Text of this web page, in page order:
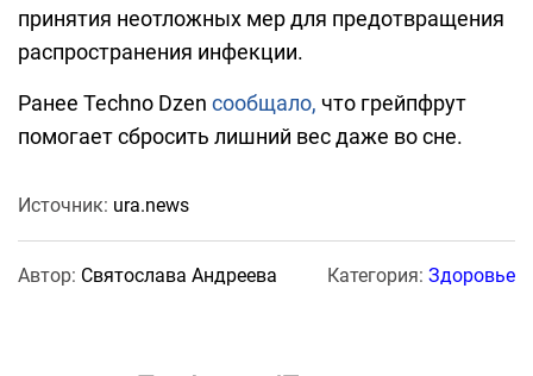
принятия неотложных мер для предотвращения
распространения инфекции.
Ранее Techno Dzen сообщало, что грейпфрут
помогает сбросить лишний вес даже во сне.
Источник: ura.news
Автор: Святослава Андреева Категория: Здоровье